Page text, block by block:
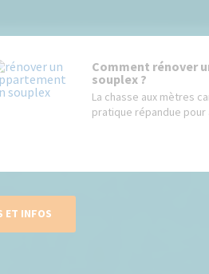
Comment rénover
souplex ?
La chasse aux mètres
pratique répandue pour
ET INFOS